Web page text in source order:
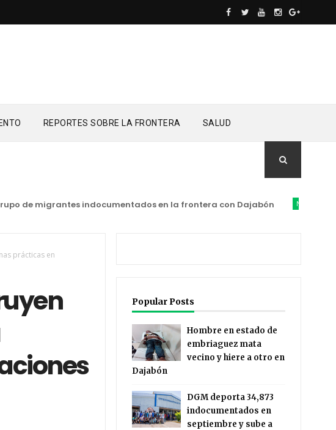
REPORTES SOBRE LA FRONTERA SALUD
migrantes indocumentados en la frontera con Dajabón NACIONALES
prácticas en
Popular Posts
Hombre en estado de
embriaguez mata
vecino y hiere a otro en
Dajabón
DGM deporta 34,873
indocumentados en
septiembre y sube a